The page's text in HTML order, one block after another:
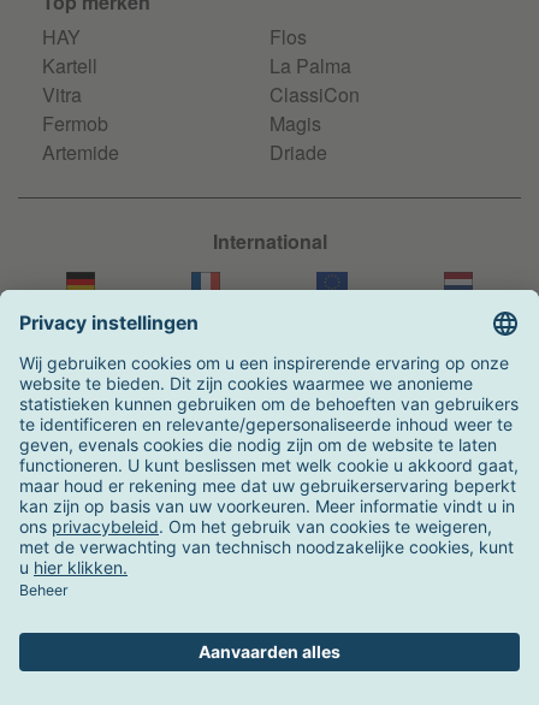
HAY
Kartell
Vitra
Fermob
Artemide
Flos
La Palma
ClassiCon
Magis
Driade
International
Facebook Instagram Pinterest
Hotline